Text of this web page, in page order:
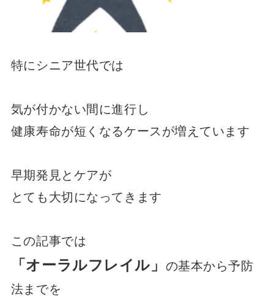
特にシニア世代では
気が付かない間に進行し
健康寿命が短くなるケースが増えています
早期発見とケアが
とても大切になってきます
この記事では
「オーラルフレイル」
の基本から予防
法までを